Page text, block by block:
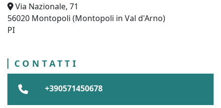
Via Nazionale, 71
56020 Montopoli (Montopoli in Val d'Arno)
PI
CONTATTI
+390571450678